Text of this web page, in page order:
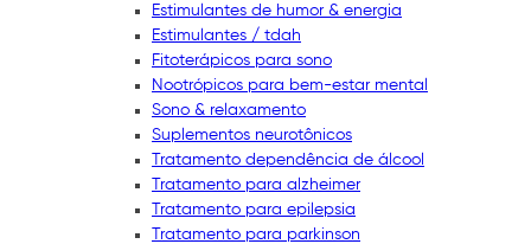
Estimulantes de humor & energia
Estimulantes / tdah
Fitoterápicos para sono
Nootrópicos para bem-estar mental
Sono & relaxamento
Suplementos neurotônicos
Tratamento dependência de álcool
Tratamento para alzheimer
Tratamento para epilepsia
Tratamento para parkinson